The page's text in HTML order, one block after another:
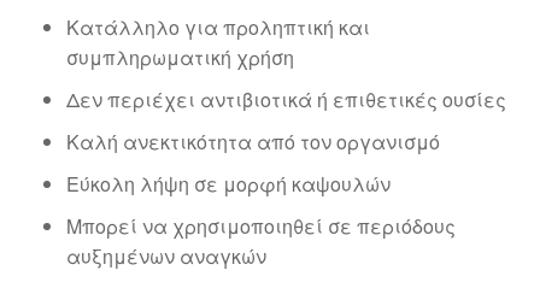
Κατάλληλο για προληπτική και
συμπληρωματική χρήση
Δεν περιέχει αντιβιοτικά ή επιθετικές ουσίες
Καλή ανεκτικότητα από τον οργανισμό
Εύκολη λήψη σε μορφή καψουλών
Μπορεί να χρησιμοποιηθεί σε περιόδους
αυξημένων αναγκών